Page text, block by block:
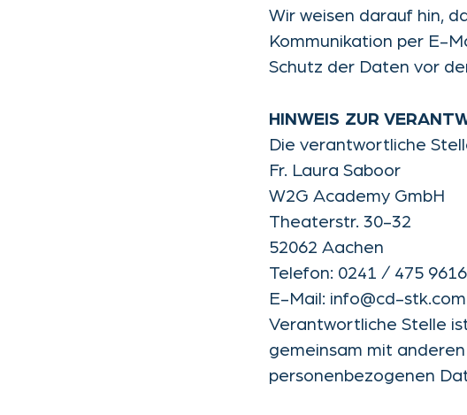
Wir weisen darauf hin,
Kommunikation per E-
Schutz der Daten vor
HINWEIS ZUR
Die verantwortliche
Fr. Laura Saboor
W2G Academy GmbH
Theaterstr. 30-32
52062 Aachen
Telefon: 0241 / 475
E-Mail: info@cd-stk.com
Verantwortliche Stelle
gemeinsam mit
personenbezogenen